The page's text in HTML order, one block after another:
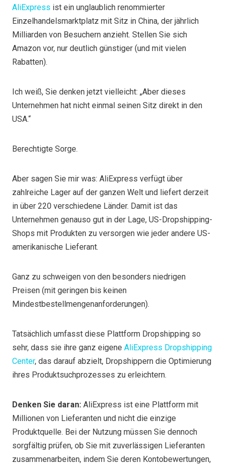
AliExpress ist ein unglaublich renommierter
Einzelhandelsmarktplatz mit Sitz in China, der jährlich
Milliarden von Besuchern anzieht. Stellen Sie sich
Amazon vor, nur deutlich günstiger (und mit vielen
Rabatten).
Ich weiß, Sie denken jetzt vielleicht: „Aber dieses
Unternehmen hat nicht einmal seinen Sitz direkt in den
USA.“
Berechtigte Sorge.
Aber sagen Sie mir was: AliExpress verfügt über
zahlreiche Lager auf der ganzen Welt und liefert derzeit
in über 220 verschiedene Länder. Damit ist das
Unternehmen genauso gut in der Lage, US-Dropshipping-
Shops mit Produkten zu versorgen wie jeder andere US-
amerikanische Lieferant.
Ganz zu schweigen von den besonders niedrigen
Preisen (mit geringen bis keinen
Mindestbestellmengenanforderungen).
Tatsächlich umfasst diese Plattform Dropshipping so
sehr, dass sie ihre ganz eigene AliExpress Dropshipping
Center, das darauf abzielt, Dropshippern die Optimierung
ihres Produktsuchprozesses zu erleichtern.
Denken Sie daran: AliExpress ist eine Plattform mit
Millionen von Lieferanten und nicht die einzige
Produktquelle. Bei der Nutzung müssen Sie dennoch
sorgfältig prüfen, ob Sie mit zuverlässigen Lieferanten
zusammenarbeiten, indem Sie deren Kontobewertungen,